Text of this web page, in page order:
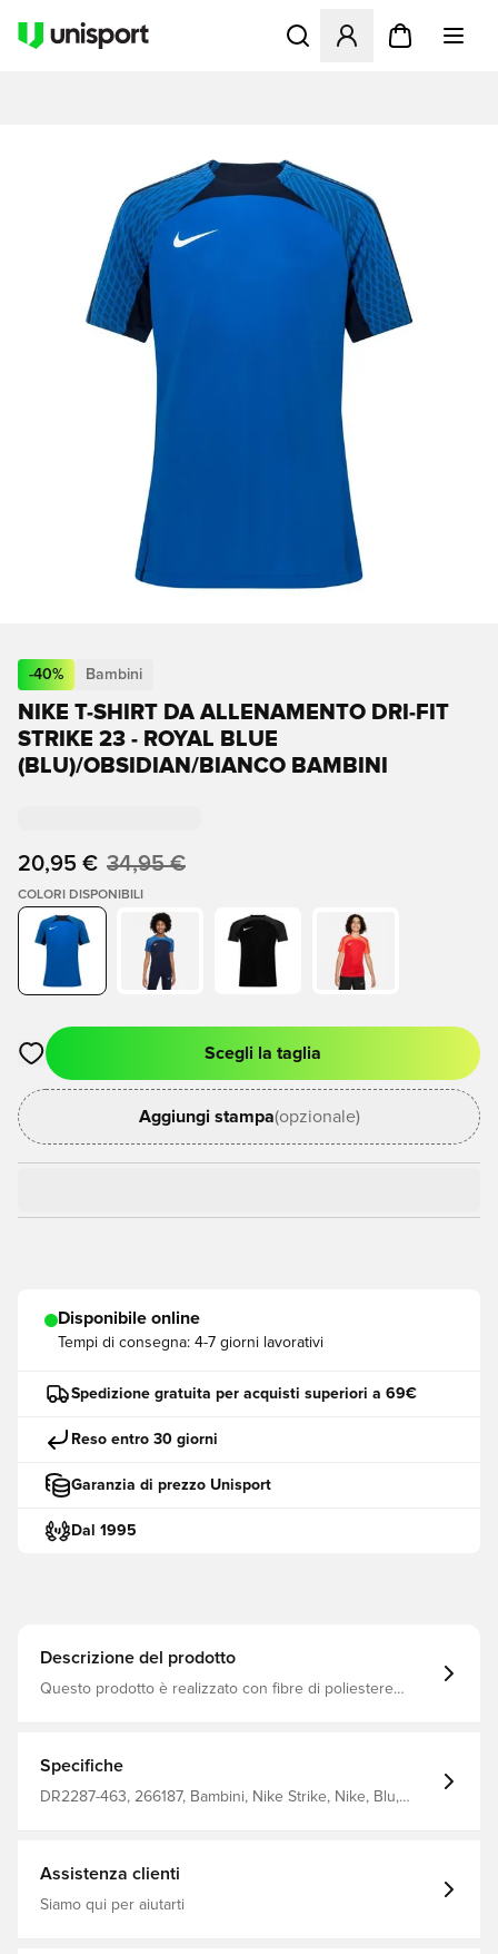
Apre una finestra modale
-40% Bambini
NIKE T-SHIRT DA ALLENAMENTO DRI-FIT
STRIKE 23 - ROYAL BLUE
(BLU)/OBSIDIAN/BIANCO BAMBINI
20,95 € 34,95 €
COLORI DISPONIBILI
Apre una finestra modale per accedere o registrarsi come
Scegli la taglia
Aggiungi stampa(opzionale)
Disponibile online
Tempi di consegna: 4-7 giorni lavorativi
Spedizione gratuita per acquisti superiori a 69€
Reso entro 30 giorni
Garanzia di prezzo Unisport
Dal 1995
Descrizione del prodotto
Questo prodotto è realizzato con fibre di poliestere
Lavorato a macchina in modo che il materiale sia morbido
e resistente Vestibilità aderente Realizzato al 100% in
poliestere
Specifiche
DR2287-463, 266187, Bambini, Nike Strike, Nike, Blu,
Assistenza clienti
Siamo qui per aiutarti